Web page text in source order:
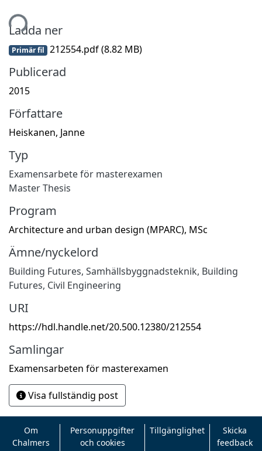
Ladda ner
Primär fil 212554.pdf(8.82 MB)
Publicerad
2015
Författare
Heiskanen, Janne
Typ
Examensarbete för masterexamen
Master Thesis
Program
Architecture and urban design (MPARC), MSc
Ämne/nyckelord
Building Futures, Samhällsbyggnadsteknik, Building
Futures, Civil Engineering
URI
https://hdl.handle.net/20.500.12380/212554
Samlingar
Examensarbeten för masterexamen
Visa fullständig post
Om
Chalmers
Personuppgifter
och cookies
Tillgänglighet
Skicka
feedback